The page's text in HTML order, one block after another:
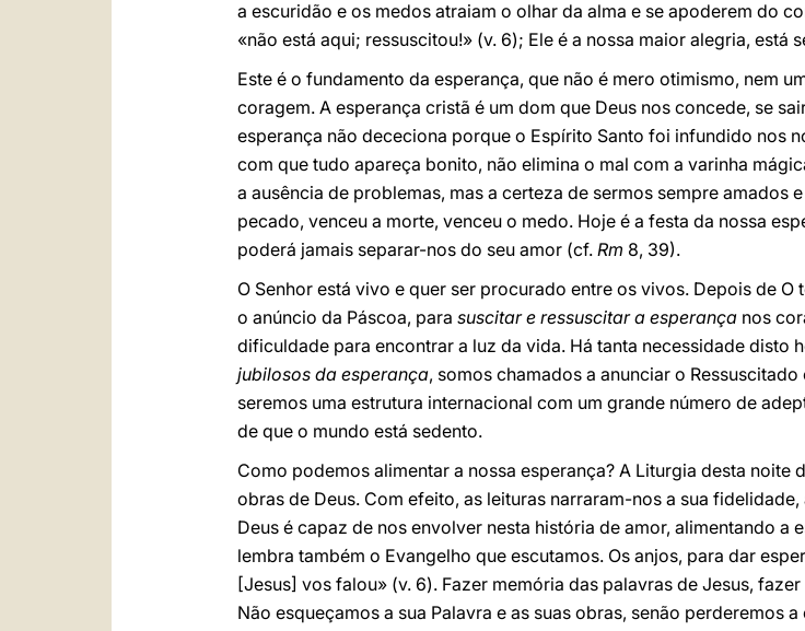
a escuridão e os medos atraiam o olhar da alma e se apoderem do
«não está aqui; ressuscitou!» (v. 6); Ele é a nossa maior alegria, está
Este é o fundamento da esperança, que não é mero otimismo, nem
coragem. A esperança cristã é um dom que Deus nos concede, se
esperança não dececiona porque o Espírito Santo foi infundido nos
com que tudo apareça bonito, não elimina o mal com a varinha
a ausência de problemas, mas a certeza de sermos sempre amados
pecado, venceu a morte, venceu o medo. Hoje é a festa da nossa
poderá jamais separar-nos do seu amor (cf. Rm 8, 39).
O Senhor está vivo e quer ser procurado entre os vivos. Depois de
o anúncio da Páscoa, para suscitar e ressuscitar a esperança nos
dificuldade para encontrar a luz da vida. Há tanta necessidade disto
jubilosos da esperança, somos chamados a anunciar o
seremos uma estrutura internacional com um grande número de
de que o mundo está sedento.
Como podemos alimentar a nossa esperança? A Liturgia desta noite
obras de Deus. Com efeito, as leituras narraram-nos a sua
Deus é capaz de nos envolver nesta história de amor, alimentando a
lembra também o Evangelho que escutamos. Os anjos, para dar
[Jesus] vos falou» (v. 6). Fazer memória das palavras de Jesus,
Não esqueçamos a sua Palavra e as suas obras, senão perderemos